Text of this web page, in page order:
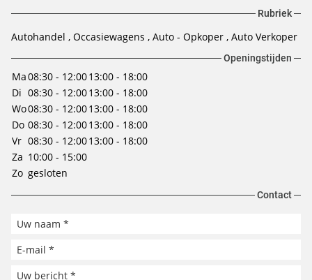
Rubriek
Autohandel Occasiewagens Auto - Opkoper Auto Verkoper
Openingstijden
Ma08:30 - 12:0013:00 - 18:00
Di 08:30 - 12:0013:00 - 18:00
Wo08:30 - 12:0013:00 - 18:00
Do 08:30 - 12:0013:00 - 18:00
Vr 08:30 - 12:0013:00 - 18:00
Za 10:00 - 15:00
Zo gesloten
Contact